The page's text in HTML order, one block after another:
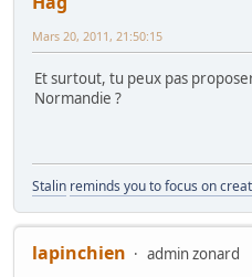
Mars 20, 2011, 21:50:15
Et surtout, tu peux pas
Normandie ?
Stalin reminds you to focus on
lapinchien
admin zonard